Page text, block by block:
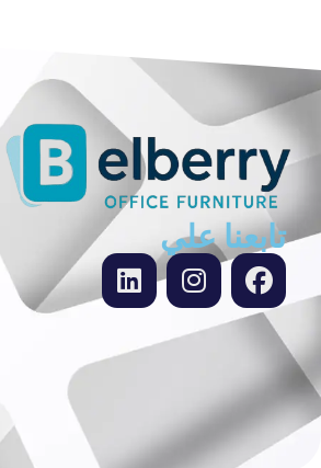
تابعنا علي